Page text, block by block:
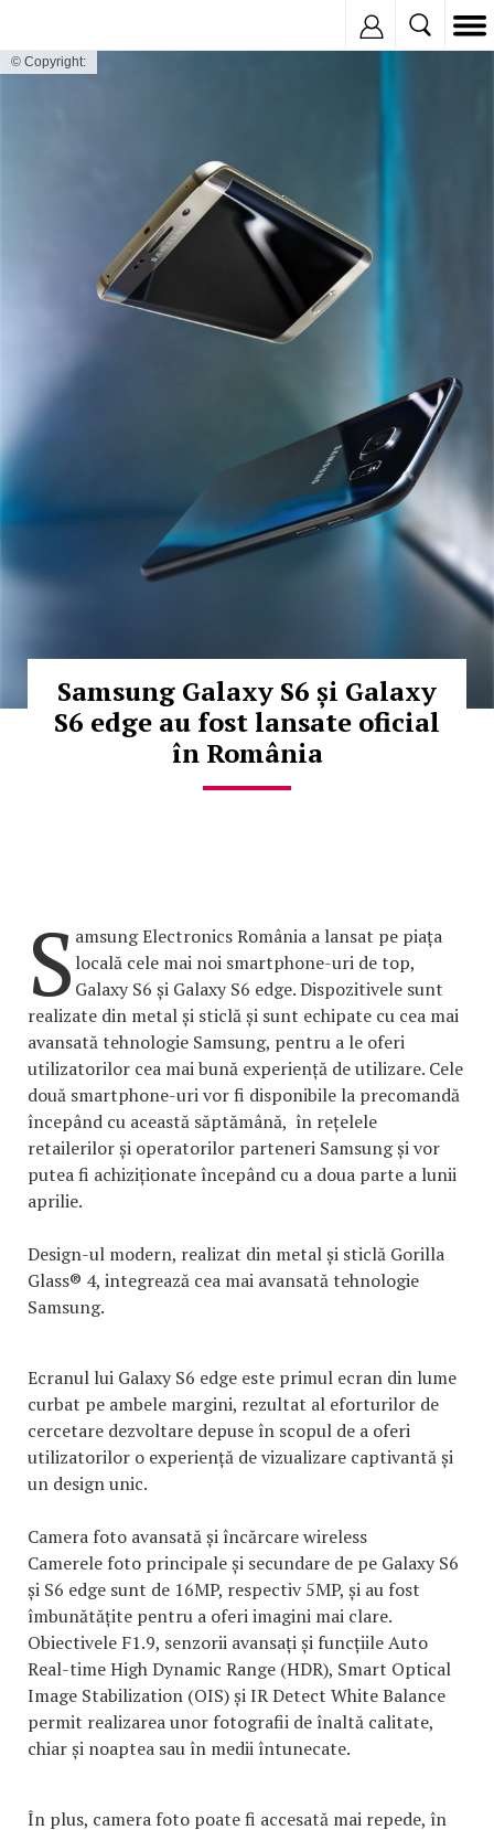
© Copyright:
Samsung Galaxy S6 și Galaxy
S6 edge au fost lansate oficial
în România
S amsung Electronics România a lansat pe piața
locală cele mai noi smartphone-uri de top,
Galaxy S6 și Galaxy S6 edge. Dispozitivele sunt
realizate din metal și sticlă și sunt echipate cu cea mai
avansată tehnologie Samsung, pentru a le oferi
utilizatorilor cea mai bună experiență de utilizare. Cele
două smartphone-uri vor fi disponibile la precomandă
începând cu această săptămână, în rețelele
retailerilor și operatorilor parteneri Samsung și vor
putea fi achiziționate începând cu a doua parte a lunii
aprilie.
Design-ul modern, realizat din metal și sticlă Gorilla
Glass® 4, integrează cea mai avansată tehnologie
Samsung.
Ecranul lui Galaxy S6 edge este primul ecran din lume
curbat pe ambele margini, rezultat al eforturilor de
cercetare dezvoltare depuse în scopul de a oferi
utilizatorilor o experiență de vizualizare captivantă și
un design unic.
Camera foto avansată și încărcare wireless
Camerele foto principale și secundare de pe Galaxy S6
și S6 edge sunt de 16MP, respectiv 5MP, și au fost
îmbunătățite pentru a oferi imagini mai clare.
Obiectivele F1.9, senzorii avansați și funcțiile Auto
Real-time High Dynamic Range (HDR), Smart Optical
Image Stabilization (OIS) și IR Detect White Balance
permit realizarea unor fotografii de înaltă calitate,
chiar și noaptea sau în medii întunecate.
În plus, camera foto poate fi accesată mai repede, în